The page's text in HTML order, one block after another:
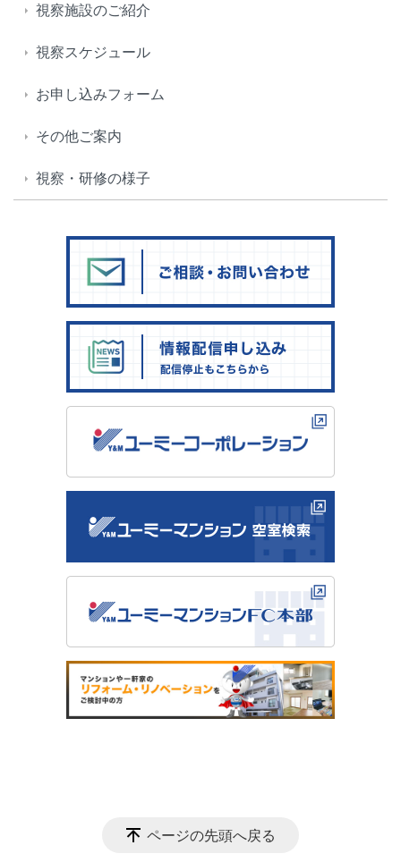
視察施設のご紹介
視察スケジュール
お申し込みフォーム
その他ご案内
視察・研修の様子
ページの先頭へ戻る